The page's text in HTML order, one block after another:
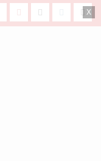
facebookYoutube
X